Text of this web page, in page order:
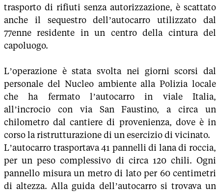
trasporto di rifiuti senza autorizzazione, è scattato
anche il sequestro dell’autocarro utilizzato dal
77enne residente in un centro della cintura del
capoluogo.
L’operazione è stata svolta nei giorni scorsi dal
personale del Nucleo ambiente alla Polizia locale
che ha fermato l’autocarro in viale Italia,
all’incrocio con via San Faustino, a circa un
chilometro dal cantiere di provenienza, dove è in
corso la ristrutturazione di un esercizio di vicinato.
L’autocarro trasportava 41 pannelli di lana di roccia,
per un peso complessivo di circa 120 chili. Ogni
pannello misura un metro di lato per 60 centimetri
di altezza. Alla guida dell’autocarro si trovava un